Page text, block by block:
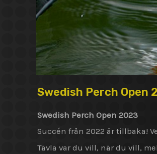
Swedish Perch Open
Swedish Perch Open 2023
Succén från 2022 är tillbaka!
Tävla var du vill, när du vill,